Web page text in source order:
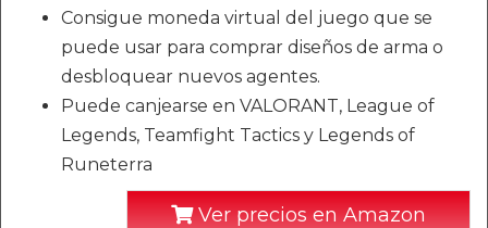
Consigue moneda virtual del juego que se
puede usar para comprar diseños de arma o
desbloquear nuevos agentes.
Puede canjearse en VALORANT, League of
Legends, Teamfight Tactics y Legends of
Runeterra
Ver precios en Amazon